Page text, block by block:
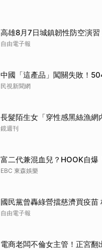
高雄8月7日城鎮韌性防空演
自由電子報
中國「這產品」闖關失敗！
民視新聞網
長髮陌生女「穿性感黑絲漁
鏡週刊
富二代兼混血兒？HOOK自爆
EBC 東森娛樂
國民黨曾轟綠營擋慈濟買疫
自由電子報
電商老闆不倫女主管！正宮翻